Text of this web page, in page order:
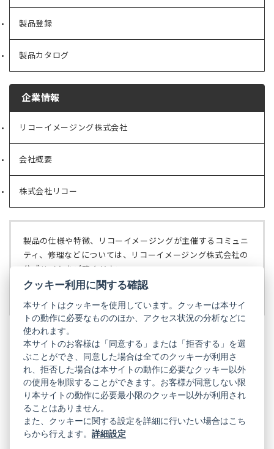
製品登録
製品カタログ
企業情報
リコーイメージング株式会社
（新
タ
ブ
で
開
く）
会社概要
（新
タ
ブ
く）
株式会社リコー
（新
ブ
開
製品の仕様や特徴、リコーイメージングが主催するコミュニ
ティ、修理などについては、リコーイメージング株式会社の
公式サイトをご覧ください。
リコーイメージング株式会社の公式サイト
（新
し
タ
ブ
で
開
く）
PENTAX
PENTAX
の
公
式
LINE（新
し
い
PENTAX
の
公
し
い
タ
PENTAX
の
公
し
PENTAX
の
公
し
PENTAX
の
公
し
GR
GR
の
クッキー利用に関する確認
本サイトはクッキーを使用しています。クッキーは本サイ
トの動作に必要なもののほか、アクセス状況の分析などに
使われます。
本サイトのお客様は「同意する」または「拒否する」を選
ぶことができ、同意した場合は全てのクッキーが利用さ
れ、拒否した場合は本サイトの動作に必要なクッキー以外
の使用を制限することができます。お客様が同意しない限
り本サイトの動作に必要最小限のクッキー以外が利用され
ることはありません。
また、クッキーに関する設定を詳細に行いたい場合はこち
らから行えます。詳細設定